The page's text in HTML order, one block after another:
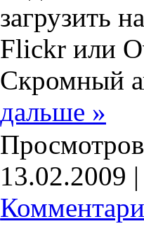
загрузить
Flickr или
Скромный
дальше »
13.02.2009